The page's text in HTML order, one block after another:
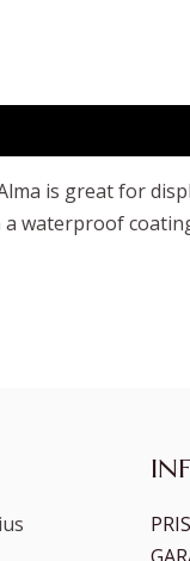
is great for
waterproof